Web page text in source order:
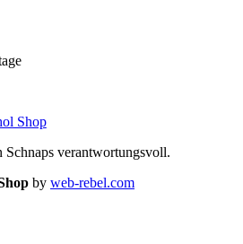
Schnaps verantwortungsvoll.
by web-rebel.com